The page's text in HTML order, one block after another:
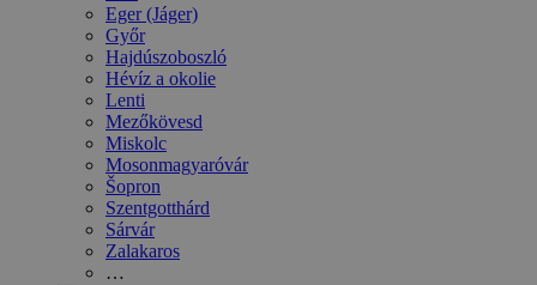
Eger (Jáger)
Győr
Hajdúszoboszló
Hévíz a okolie
Lenti
Mezőkövesd
Miskolc
Mosonmagyaróvár
Šopron
Szentgotthárd
Sárvár
Zalakaros
…